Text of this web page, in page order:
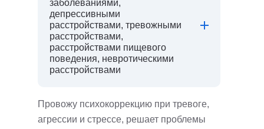
заболеваниями,
депрессивными
расстройствами, тревожными
расстройствами,
расстройствами пищевого
поведения, невротическими
расстройствами
Провожу психокоррекцию при тревоге,
агрессии и стрессе, решает проблемы